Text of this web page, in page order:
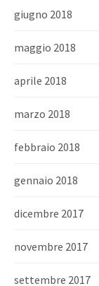
giugno 2018
maggio 2018
aprile 2018
marzo 2018
febbraio 2018
gennaio 2018
dicembre 2017
novembre 2017
settembre 2017